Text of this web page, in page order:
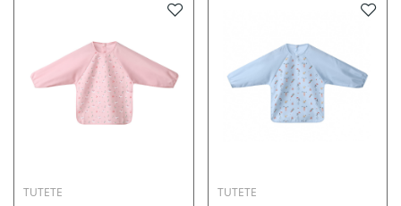
TUTETE TUTETE